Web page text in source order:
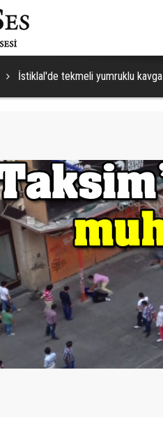
İstiklal'de tekmeli yumruklu kavga